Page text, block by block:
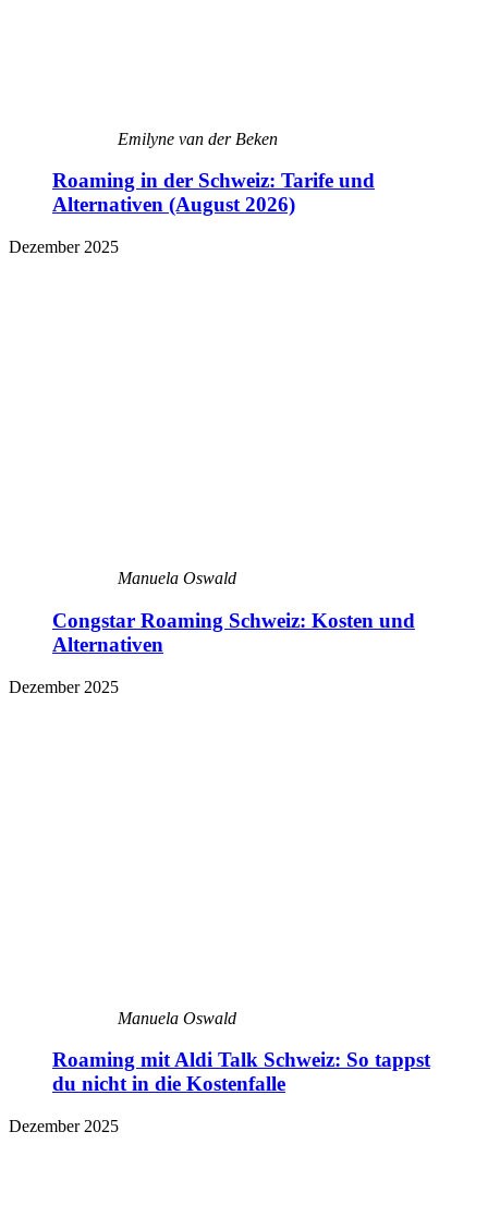
Emilyne van der Beken
Roaming in der Schweiz: Tarife und
Alternativen (August 2026)
Dezember 2025
Manuela Oswald
Congstar Roaming Schweiz: Kosten und
Alternativen
Dezember 2025
Manuela Oswald
Roaming mit Aldi Talk Schweiz: So tappst
du nicht in die Kostenfalle
Dezember 2025